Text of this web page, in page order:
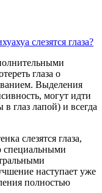
слезятся глаза?
глаза о
Выделения
могут идти
в глаз лапой) и всегда
слезятся глаза,
специальными
наступает уже
полностью